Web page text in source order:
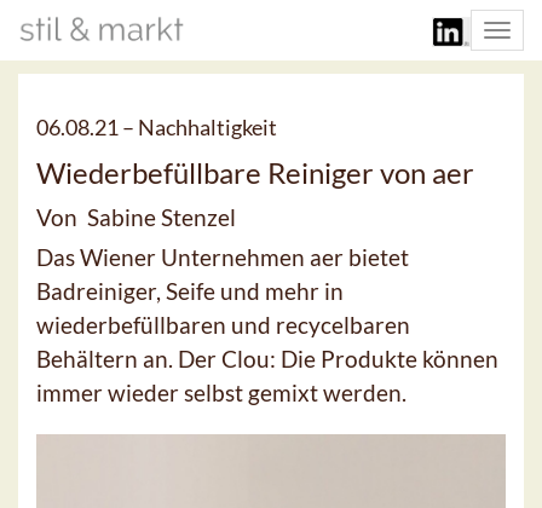
06.08.21 – Nachhaltigkeit
Wiederbefüllbare Reiniger von aer
Von Sabine Stenzel
Das Wiener Unternehmen aer bietet
Badreiniger, Seife und mehr in
wiederbefüllbaren und recycelbaren
Behältern an. Der Clou: Die Produkte können
immer wieder selbst gemixt werden.